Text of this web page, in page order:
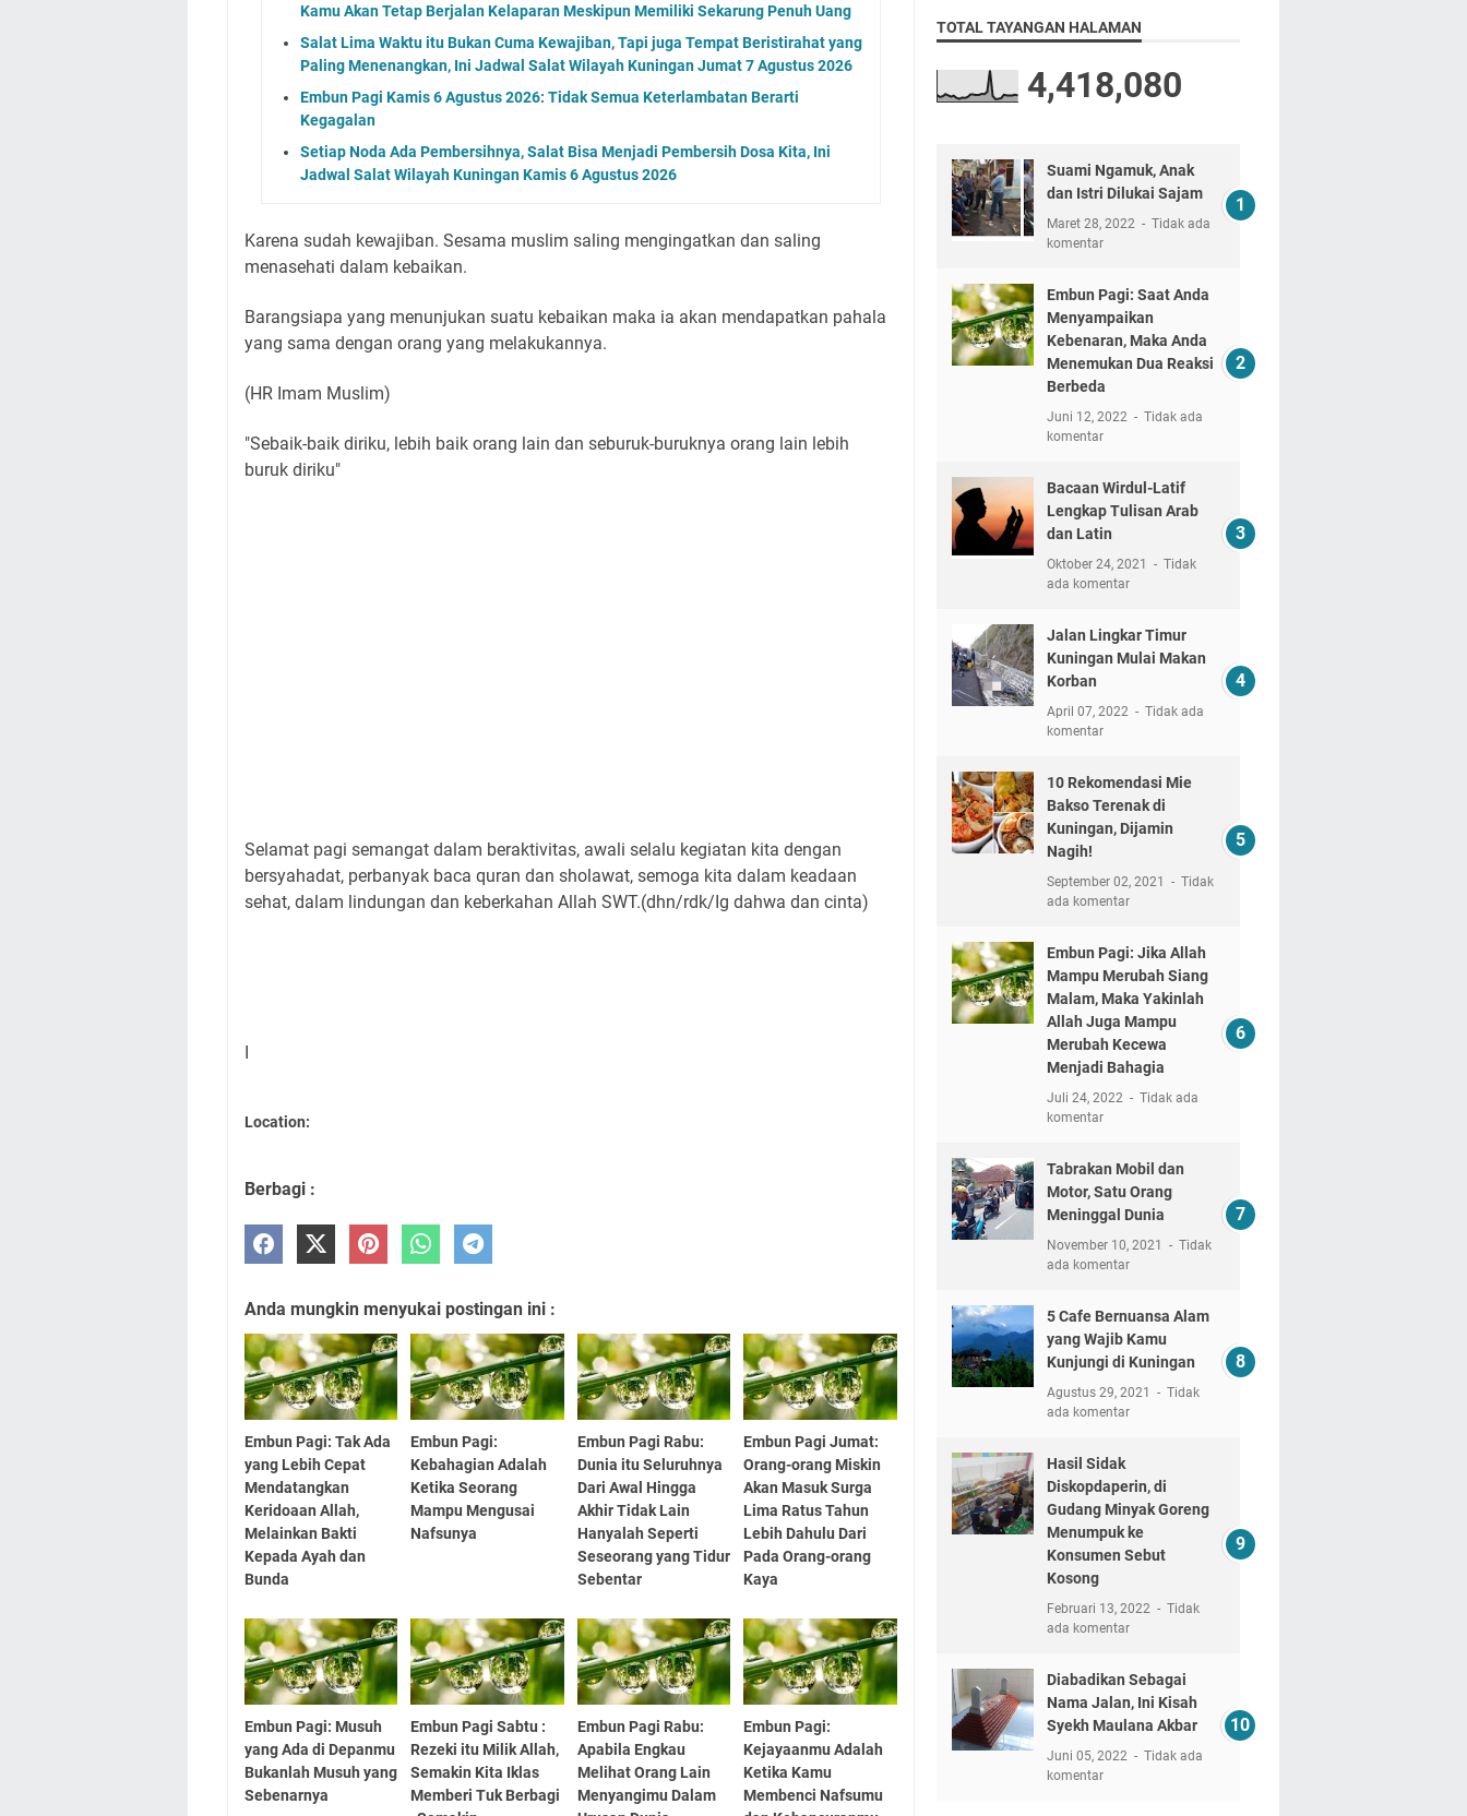
Kamu Akan Tetap Berjalan Kelaparan Meskipun Memiliki Sekarung Penuh Uang
Salat Lima Waktu itu Bukan Cuma Kewajiban, Tapi juga Tempat Beristirahat yang
Paling Menenangkan, Ini Jadwal Salat Wilayah Kuningan Jumat 7 Agustus 2026
Embun Pagi Kamis 6 Agustus 2026: Tidak Semua Keterlambatan Berarti
Kegagalan
Setiap Noda Ada Pembersihnya, Salat Bisa Menjadi Pembersih Dosa Kita, Ini
Jadwal Salat Wilayah Kuningan Kamis 6 Agustus 2026
Karena sudah kewajiban. Sesama muslim saling mengingatkan dan saling
menasehati dalam kebaikan.
Barangsiapa yang menunjukan suatu kebaikan maka ia akan mendapatkan pahala
yang sama dengan orang yang melakukannya.
(HR Imam Muslim)
"Sebaik-baik diriku, lebih baik orang lain dan seburuk-buruknya orang lain lebih
buruk diriku"
Selamat pagi semangat dalam beraktivitas, awali selalu kegiatan kita dengan
bersyahadat, perbanyak baca quran dan sholawat, semoga kita dalam keadaan
sehat, dalam lindungan dan keberkahan Allah SWT.(dhn/rdk/Ig dahwa dan cinta)
I
Location:
Berbagi :
Anda mungkin menyukai postingan ini :
Embun Pagi: Tak Ada
yang Lebih Cepat
Mendatangkan
Keridoaan Allah,
Melainkan Bakti
Kepada Ayah dan
Bunda
Embun Pagi:
Kebahagian Adalah
Ketika Seorang
Mampu Mengusai
Nafsunya
Embun Pagi Rabu:
Dunia itu Seluruhnya
Dari Awal Hingga
Akhir Tidak Lain
Hanyalah Seperti
Seseorang yang Tidur
Sebentar
Embun Pagi Jumat:
Orang-orang Miskin
Akan Masuk Surga
Lima Ratus Tahun
Lebih Dahulu Dari
Pada Orang-orang
Kaya
Embun Pagi: Musuh
yang Ada di Depanmu
Bukanlah Musuh yang
Sebenarnya
Embun Pagi Sabtu :
Rezeki itu Milik Allah,
Semakin Kita Iklas
Memberi Tuk Berbagi
Embun Pagi Rabu:
Apabila Engkau
Melihat Orang Lain
Menyangimu Dalam
Embun Pagi:
Kejayaanmu Adalah
Ketika Kamu
Membenci Nafsumu
TOTAL TAYANGAN HALAMAN
4,418,080
Suami Ngamuk, Anak
dan Istri Dilukai Sajam
Maret 28, 2022
Tidak ada
komentar
Embun Pagi: Saat Anda
Menyampaikan
Kebenaran, Maka Anda
Menemukan Dua Reaksi
Berbeda
Juni 12, 2022
Tidak ada
komentar
Bacaan Wirdul-Latif
Lengkap Tulisan Arab
dan Latin
Oktober 24, 2021
Tidak
ada komentar
Jalan Lingkar Timur
Kuningan Mulai Makan
Korban
April 07, 2022
Tidak ada
komentar
10 Rekomendasi Mie
Bakso Terenak di
Kuningan, Dijamin
Nagih!
September 02, 2021
Tidak
ada komentar
Embun Pagi: Jika Allah
Mampu Merubah Siang
Malam, Maka Yakinlah
Allah Juga Mampu
Merubah Kecewa
Menjadi Bahagia
Juli 24, 2022
Tidak ada
komentar
Tabrakan Mobil dan
Motor, Satu Orang
Meninggal Dunia
November 10, 2021
Tidak
ada komentar
5 Cafe Bernuansa Alam
yang Wajib Kamu
Kunjungi di Kuningan
Agustus 29, 2021
Tidak
ada komentar
Hasil Sidak
Diskopdaperin, di
Gudang Minyak Goreng
Menumpuk ke
Konsumen Sebut
Kosong
Februari 13, 2022
Tidak
ada komentar
Diabadikan Sebagai
Nama Jalan, Ini Kisah
Syekh Maulana Akbar
Juni 05, 2022
Tidak ada
komentar